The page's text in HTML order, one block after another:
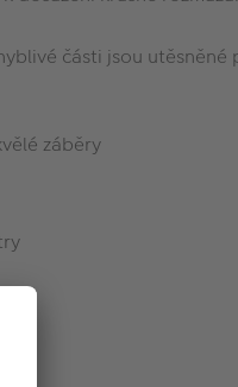
části jsou utěsněné
záběry